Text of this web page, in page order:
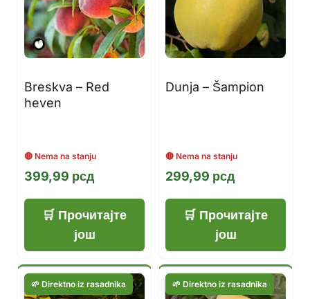
Breskva – Red
heven
399,99 рсд
Прочитајте
још
Dunja – Šampion
299,99 рсд
Прочитајте
још